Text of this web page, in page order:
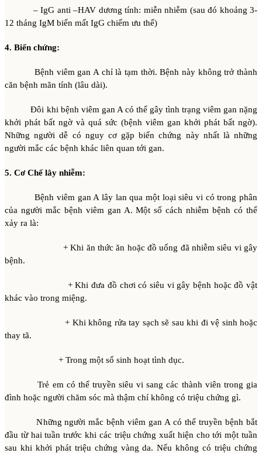
– IgG anti –HAV dương tính: miễn nhiễm (sau đó khoảng 3-
12 tháng IgM biến mất IgG chiếm ưu thế)
4. Biến chứng:
Bệnh viêm gan A chỉ là tạm thời. Bệnh này không trở thành
căn bệnh mãn tính (lâu dài).
Đôi khi bệnh viêm gan A có thể gây tình trạng viêm gan nặng
khởi phát bất ngờ và quá sức (bệnh viêm gan khởi phát bất ngờ).
Những người dễ có nguy cơ gặp biến chứng này nhất là những
người mắc các bệnh khác liên quan tới gan.
5. Cơ Chế lây nhiễm:
Bệnh viêm gan A lây lan qua một loại siêu vi có trong phân
của người mắc bệnh viêm gan A. Một số cách nhiễm bệnh có thể
xảy ra là:
+ Khi ăn thức ăn hoặc đồ uống đã nhiễm siêu vi gây
bệnh.
+ Khi đưa đồ chơi có siêu vi gây bệnh hoặc đồ vật
khác vào trong miệng.
+ Khi không rửa tay sạch sẽ sau khi đi vệ sinh hoặc
thay tã.
+ Trong một số sinh hoạt tình dục.
Trẻ em có thể truyền siêu vi sang các thành viên trong gia
đình hoặc người chăm sóc mà thậm chí không có triệu chứng gì.
Những người mắc bệnh viêm gan A có thể truyền bệnh bắt
đầu từ hai tuần trước khi các triệu chứng xuất hiện cho tới một tuần
sau khi khởi phát triệu chứng vàng da. Nếu không có triệu chứng